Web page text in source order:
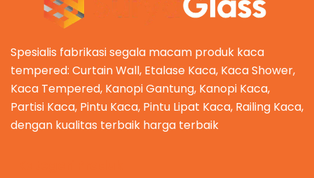
Spesialis fabrikasi segala macam produk kaca
tempered: Curtain Wall, Etalase Kaca, Kaca Shower,
Kaca Tempered, Kanopi Gantung, Kanopi Kaca,
Partisi Kaca, Pintu Kaca, Pintu Lipat Kaca, Railing Kaca,
dengan kualitas terbaik harga terbaik